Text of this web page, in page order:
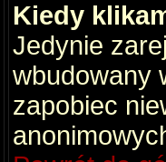
Kiedy
Jedynie
wbudowany
zapobiec